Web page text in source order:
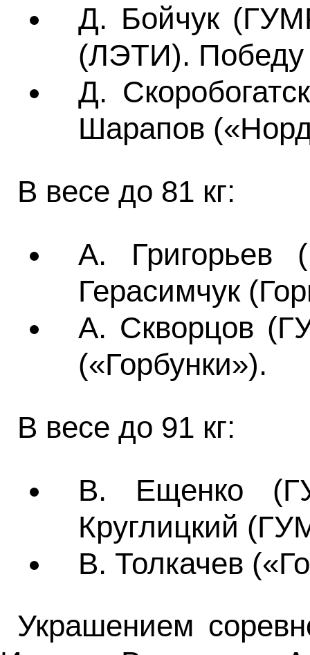
Д. Бойчук
(ЛЭТИ). Победу
Д.
Шарапов
В весе до 81 кг:
А.
Герасимчук
А. Скворцов
(«Горбунки»).
В весе до 91 кг:
В. Ещенко
Круглицкий
В. Толкачев
Украшением